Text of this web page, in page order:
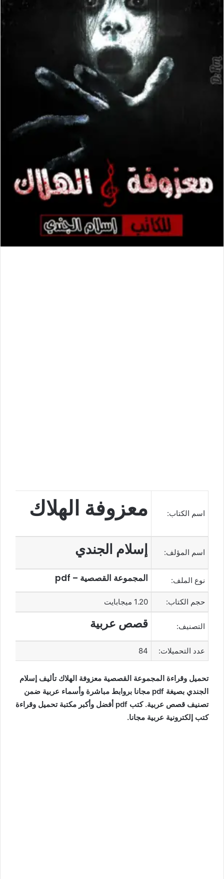
اسم الكتاب: معزوفة الهلاك
اسم المؤلف: إسلام الجندي
نوع الملف: المجموعة القصصية – pdf
حجم الكتاب: 1.20 ميجابايت
التصنيف: قصص عربية
عدد التحميلات: 84
تحميل وقراءة المجموعة القصصية معزوفة الهلاك تأليف إسلام
الجندي بصيغة pdf مجانا بروابط مباشرة وأسماء عربية ضمن
تصنيف قصص عربية. كتب pdf أفضل وأكبر مكتبة تحميل وقراءة
كتب إلكترونية عربية مجانا.